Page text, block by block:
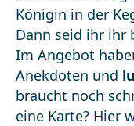
Königin in der
Dann seid ihr ihr
Im Angebot
Anekdoten und
braucht noch
eine Karte? Hier